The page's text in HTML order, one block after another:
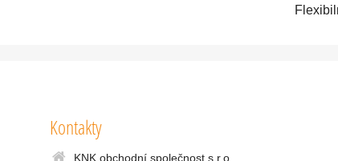
Kontakty
KNK obchodní společnost s r.o.